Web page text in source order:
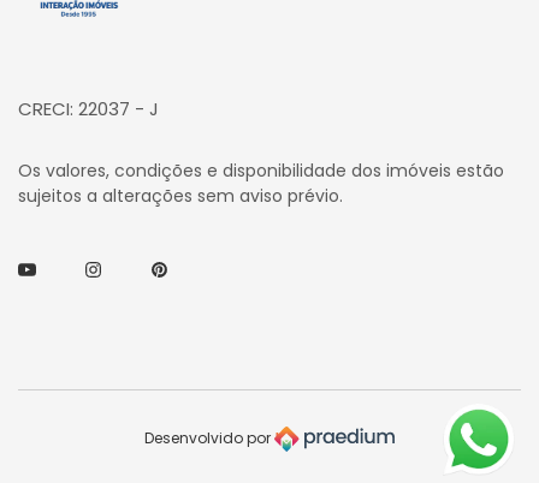
CRECI: 22037 - J
Os valores, condições e disponibilidade dos imóveis estão
sujeitos a alterações sem aviso prévio.
YoutubeInstagramPinterest
Desenvolvido por